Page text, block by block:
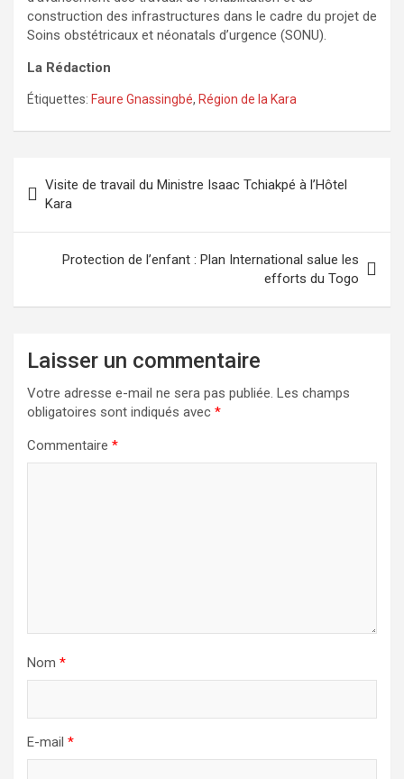
construction des infrastructures dans le cadre du projet de
Soins obstétricaux et néonatals d’urgence (SONU).
La Rédaction
Étiquettes: Faure Gnassingbé, Région de la Kara
de
l’article
Visite de travail du Ministre Isaac Tchiakpé à l’Hôtel
Kara
Protection de l’enfant : Plan International salue les
efforts du Togo
Laisser un commentaire
Votre adresse e-mail ne sera pas publiée. Les champs
obligatoires sont indiqués avec *
Commentaire *
Nom *
E-mail *